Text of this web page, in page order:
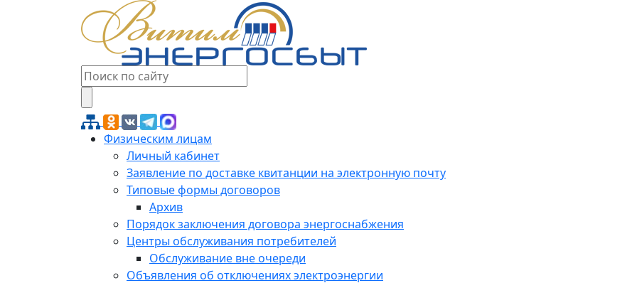
Физическим лицам
Личный кабинет
Заявление по доставке квитанции на электронную почту
Типовые формы договоров
Архив
Порядок заключения договора энергоснабжения
Центры обслуживания потребителей
Обслуживание вне очереди
Объявления об отключениях электроэнергии